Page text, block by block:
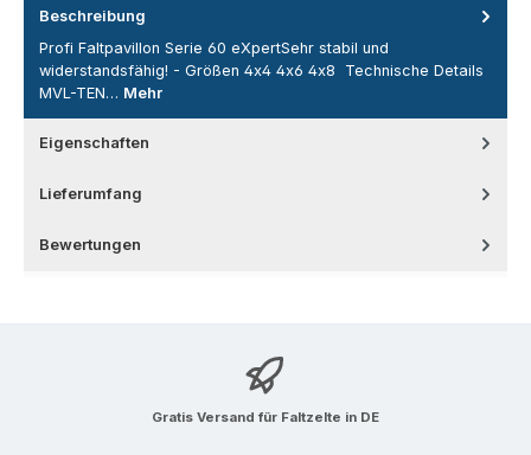
Beschreibung
Profi Faltpavillon Serie 60 eXpertSehr stabil und
widerstandsfähig! - Größen 4x4 4x6 4x8 Technische Details
MVL-TEN… Mehr
Eigenschaften
Lieferumfang
Bewertungen
Gratis Versand für Faltzelte in DE